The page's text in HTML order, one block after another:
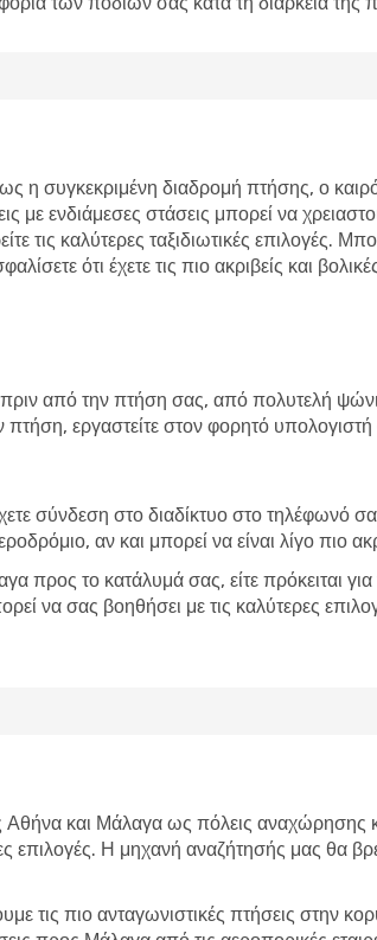
η συγκεκριμένη διαδρομή πτήσης, ο
με ενδιάμεσες στάσεις μπορεί να
καλύτερες ταξιδιωτικές επιλογές.
ότι έχετε τις πιο ακριβείς και
από την πτήση σας, από πολυτελή
πτήση, εργαστείτε στον φορητό
σύνδεση στο διαδίκτυο στο τηλέφωνό
αν και μπορεί να είναι λίγο πιο
προς το κατάλυμά σας, είτε πρόκειται για
να σας βοηθήσει με τις καλύτερες
και Μάλαγα ως πόλεις αναχώρησης
επιλογές. Η μηχανή αναζήτησής μας θα
τις πιο ανταγωνιστικές πτήσεις στην